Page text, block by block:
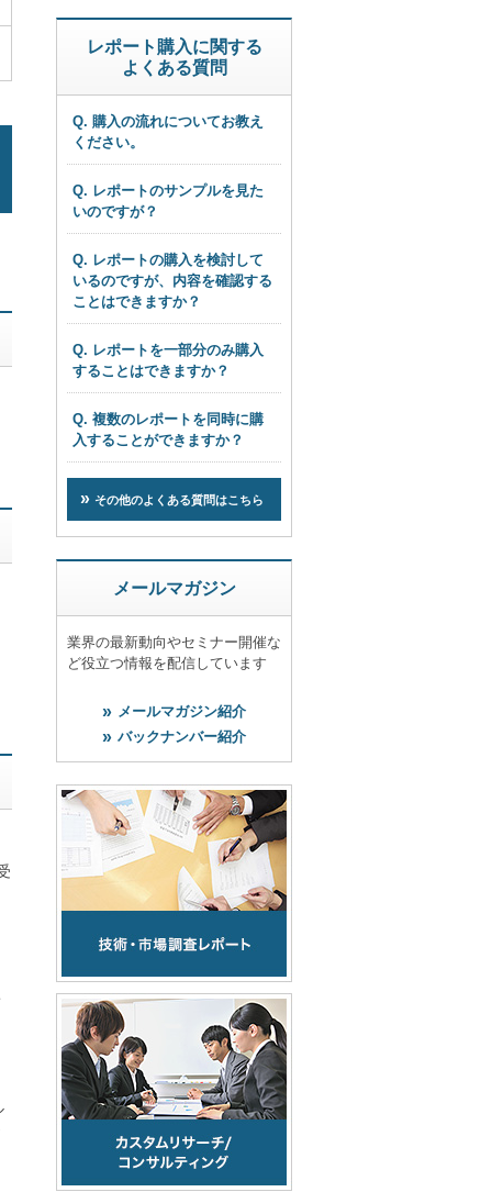
レポート購入に関する
よくある質問
Q. 購入の流れについてお教え
ください。
Q. レポートのサンプルを見た
いのですが？
Q. レポートの購入を検討して
いるのですが、内容を確認する
ことはできますか？
Q. レポートを一部分のみ購入
することはできますか？
Q. 複数のレポートを同時に購
入することができますか？
その他のよくある質問はこちら
メールマガジン
業界の最新動向やセミナー開催な
ど役立つ情報を配信しています
メールマガジン紹介
バックナンバー紹介
(483.5KB)
このレポートを購入する
このレポートについて